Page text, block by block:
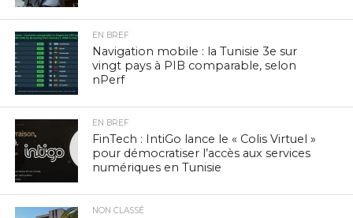
EN BREF
Navigation mobile : la Tunisie 3e sur
vingt pays à PIB comparable, selon
nPerf
EN BREF
FinTech : IntiGo lance le « Colis Virtuel »
pour démocratiser l’accès aux services
numériques en Tunisie
NON CLASSÉ